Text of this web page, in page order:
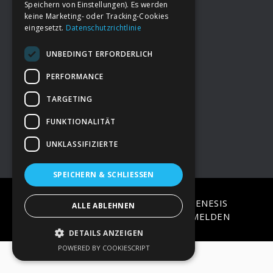
FooterDeine Spende
→ Impressum
→Kontakt zum PAO Team
COPYRIGHT © 2026 · ON
GENESIS
FRAMEWORK·WORDPRESS·ANMELDEN
Speichern von Einstellungen). Es werden
keine Marketing- oder Tracking-Cookies
eingesetzt. Datenschutzrichtlinie
UNBEDINGT ERFORDERLICH
PERFORMANCE
TARGETING
FUNKTIONALITÄT
UNKLASSIFIZIERTE
SPEICHERN & SCHLIESSEN
ALLE ABLEHNEN
DETAILS ANZEIGEN
POWERED BY COOKIESCRIPT